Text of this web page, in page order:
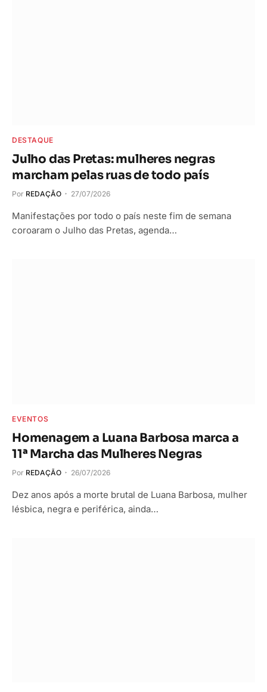
DESTAQUE
Julho das Pretas: mulheres negras
marcham pelas ruas de todo país
Por REDAÇÃO 27/07/2026
Manifestações por todo o país neste fim de semana
coroaram o Julho das Pretas, agenda…
EVENTOS
Homenagem a Luana Barbosa marca a
11ª Marcha das Mulheres Negras
Por REDAÇÃO 26/07/2026
Dez anos após a morte brutal de Luana Barbosa, mulher
lésbica, negra e periférica, ainda…